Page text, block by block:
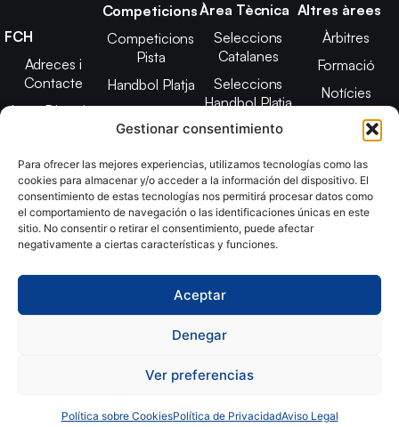
Gestionar consentimiento
Para ofrecer las mejores experiencias, utilizamos tecnologías como las
cookies para almacenar y/o acceder a la información del dispositivo. El
consentimiento de estas tecnologías nos permitirá procesar datos como
el comportamiento de navegación o las identificaciones únicas en este
sitio. No consentir o retirar el consentimiento, puede afectar
negativamente a ciertas características y funciones.
Aceptar
Denegar
Ver preferencias
Política sobre CookiesPolítica de PrivacidadAviso Legal
FCH
Adreces i
Contacte
Junta Directiva
2025
Estatuts
Transparència
Imatge
Competicions
Competicions
Pista
Handbol Platja
Àrea Tècnica
Seleccions
Catalanes
Seleccions
Handbol Platja
Tecnificació
CATH
Promoció
Altres àrees
Àrbitres
Formació
Notícies
Adreces de
contacte
Copyright © 2024, Federació Catalana d´Handbol. Desarrollado
porTOOOLS
Política de CookiesPolítica de Privacidad